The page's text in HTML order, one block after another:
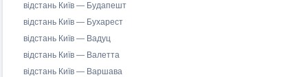
відстань Київ — Будапешт
відстань Київ — Бухарест
відстань Київ — Вадуц
відстань Київ — Валетта
відстань Київ — Варшава